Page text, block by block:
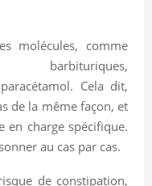
molécules, comme
barbituriques,
Cela dit,
de la même façon, et
en charge spécifique.
au cas par cas.
de constipation,